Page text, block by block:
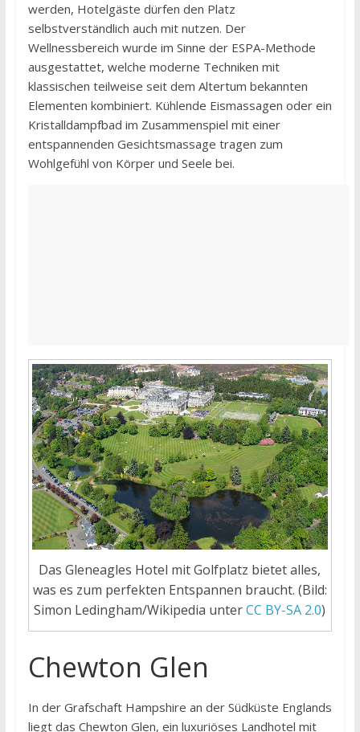
werden, Hotelgäste dürfen den Platz
selbstverständlich auch mit nutzen. Der
Wellnessbereich wurde im Sinne der ESPA-Methode
ausgestattet, welche moderne Techniken mit
klassischen teilweise seit dem Altertum bekannten
Elementen kombiniert. Kühlende Eismassagen oder ein
Kristalldampfbad im Zusammenspiel mit einer
entspannenden Gesichtsmassage tragen zum
Wohlgefühl von Körper und Seele bei.
Das Gleneagles Hotel mit Golfplatz bietet alles,
was es zum perfekten Entspannen braucht. (Bild:
Simon Ledingham/Wikipedia unterCC BY-SA 2.0)
Chewton Glen
In der Grafschaft Hampshire an der Südküste Englands
liegt das Chewton Glen, ein luxuriöses Landhotel mit